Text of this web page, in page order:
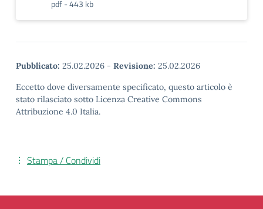
pdf - 443 kb
Pubblicato: 25.02.2026 - Revisione: 25.02.2026
Eccetto dove diversamente specificato, questo articolo è
stato rilasciato sotto Licenza Creative Commons
Attribuzione 4.0 Italia.
Stampa / Condividi